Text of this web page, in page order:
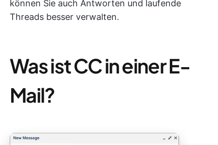
können Sie auch Antworten und laufende
Threads besser verwalten.
Was ist CC in einer E-
Mail?